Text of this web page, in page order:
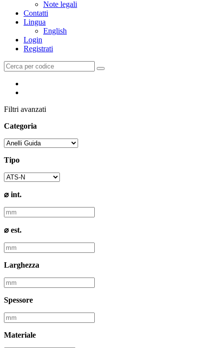
Note legali
Contatti
Lingua
English
Login
Registrati
Filtri avanzati
Categoria
Tipo
⌀ int.
⌀ est.
Larghezza
Spessore
Materiale